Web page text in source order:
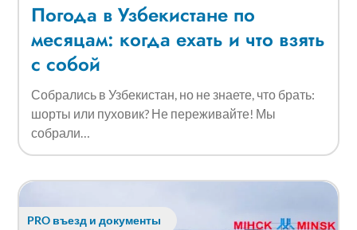
Погода в Узбекистане по
месяцам: когда ехать и что взять
с собой
Собрались в Узбекистан, но не знаете, что брать:
шорты или пуховик? Не переживайте! Мы
собрали…
PRO въезд и документы